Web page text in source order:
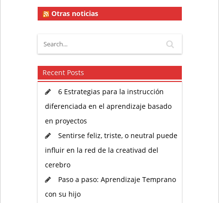
Otras noticias
Recent Posts
6 Estrategias para la instrucción
diferenciada en el aprendizaje basado
en proyectos
Sentirse feliz, triste, o neutral puede
influir en la red de la creativad del
cerebro
Paso a paso: Aprendizaje Temprano
con su hijo